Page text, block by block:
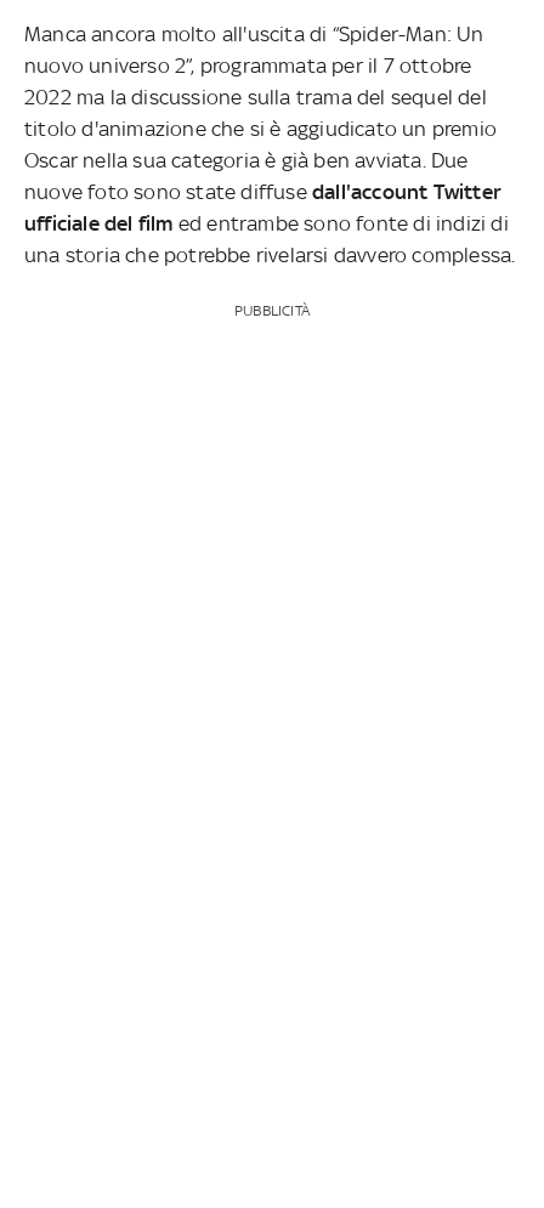
Manca ancora molto all'uscita di “Spider-Man: Un
nuovo universo 2”, programmata per il 7 ottobre
2022 ma la discussione sulla trama del sequel del
titolo d'animazione che si è aggiudicato un premio
Oscar nella sua categoria è già ben avviata. Due
nuove foto sono state diffusedall'account Twitter
ufficiale del film ed entrambe sono fonte di indizi di
una storia che potrebbe rivelarsi davvero complessa.
PUBBLICITÀ